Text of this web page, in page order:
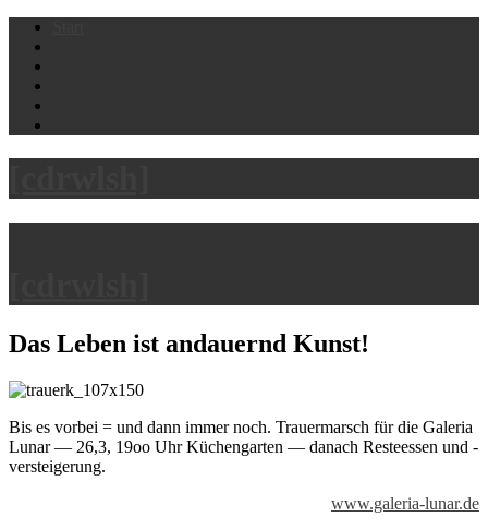
Skip
content
Das Leben ist andauernd Kunst!
Bis es vorbei = und dann immer noch. Trauermarsch für die Galeria
Lunar — 26,3, 19oo Uhr Küchengarten — danach Resteessen und -
versteigerung.
www.galeria-lunar.de